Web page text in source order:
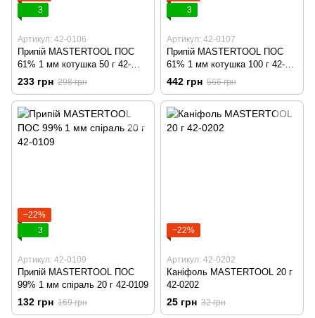
3
Артикул: 42-0106
Припій MASTERTOOL ПОС
61% 1 мм котушка 50 г 42-
0106
233 грн 298 грн
3
Артикул: 42-0107
Припій MASTERTOOL ПОС
61% 1 мм котушка 100 г 42-
0107
442 грн 566 грн
−22%
3
Артикул: 42-0109
Припій MASTERTOOL ПОС
99% 1 мм спіраль 20 г 42-0109
132 грн 169 грн
−22%
Артикул: 42-0202
Каніфоль MASTERTOOL 20 г
42-0202
25 грн 32 грн